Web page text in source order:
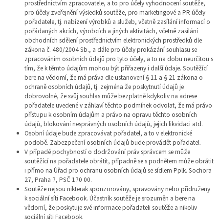
prostřednictvím zpracovatele, a to pro účely vyhodnocení soutěže,
pro účely zveřejnění výsledků soutěže, pro marketingové a PR účely
pořadatele, tj. nabízení výrobků a služeb, včetně zasílání informací o
pořádaných akcích, výrobcích a jiných aktivitách, včetně zasílání
obchodních sdělení prostřednictvím elektronických prostředků dle
zákona č. 480/2004 Sb., a dále pro účely prokázání souhlasu se
zpracováním osobních údajů pro tyto účely, a to na dobu neurčitou s
tím, že k těmto údajům mohou být přiřazeny i další údaje. Soutěžící
bere na vědomí, že má práva dle ustanovení § 11 a § 21 zákona o
ochraně osobních údajů, tj. zejména že poskytnutí údajů je
dobrovolné, že svůj souhlas může bezplatně kdykoliv na adrese
pořadatele uvedené v záhlaví těchto podmínek odvolat, že má právo
přístupu k osobním údajům a právo na opravu těchto osobních
údajů, blokování nesprávných osobních údajů, jejich likvidaci atd.
Osobní údaje bude zpracovávat pořadatel, a to v elektronické
podobě. Zabezpečení osobních údajů bude provádět pořadatel.
V případě pochybností o dodržování práv správcem se může
soutěžící na pořadatele obrátit, případně se s podnětem může obrátit
i přímo na Úřad pro ochranu osobních údajů se sídlem Pplk. Sochora
27, Praha 7, PSČ 170 00.
Soutěže nejsou nikterak sponzorovány, spravovány nebo přidruženy
k sociální síti Facebook. Účastník soutěže je srozuměn a bere na
vědomí, že poskytuje své informace pořadateli soutěže a nikoliv
sociální síti Facebook.